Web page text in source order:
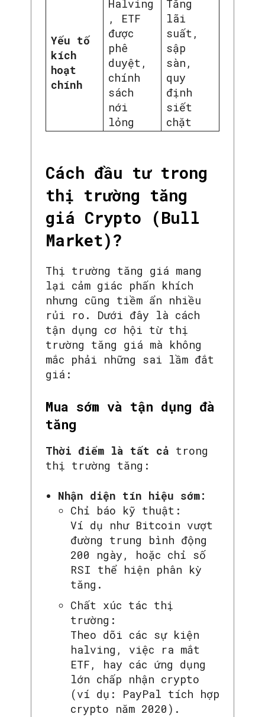
Yếu tố
kích
hoạt
chính
Halving
, ETF
được
phê
duyệt,
chính
sách
nới
lỏng
Tăng
lãi
suất,
sập
sàn,
quy
định
siết
chặt
Cách đầu tư trong
thị trường tăng
giá Crypto (Bull
Market)?
Thị trường tăng giá mang
lại cảm giác phấn khích
nhưng cũng tiềm ẩn nhiều
rủi ro. Dưới đây là cách
tận dụng cơ hội từ thị
trường tăng giá mà không
mắc phải những sai lầm đắt
giá:
Mua sớm và tận dụng đà
tăng
Thời điểm là tất cả trong
thị trường tăng:
Nhận diện tín hiệu sớm:
Chỉ báo kỹ thuật:
Ví dụ như Bitcoin vượt
đường trung bình động
200 ngày, hoặc chỉ số
RSI thể hiện phân kỳ
tăng.
Chất xúc tác thị
trường:
Theo dõi các sự kiện
halving, việc ra mắt
ETF, hay các ứng dụng
lớn chấp nhận crypto
(ví dụ: PayPal tích hợp
crypto năm 2020).